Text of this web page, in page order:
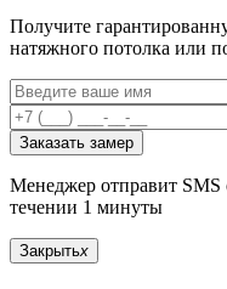
Получите
натяжного потолка или
Заказать замер
Менеджер отправит SMS
течении 1 минуты
Закрытьx